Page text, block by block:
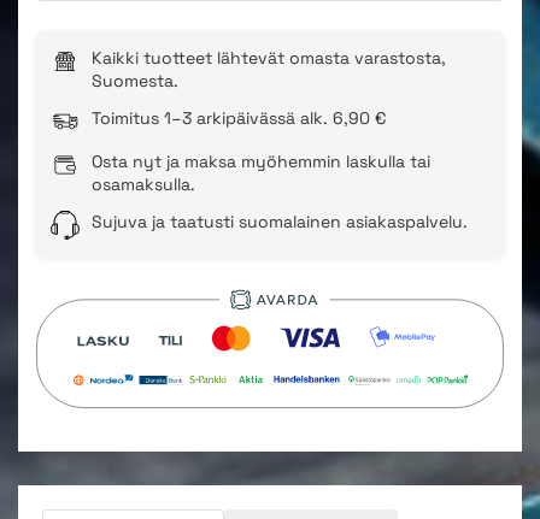
Kaikki tuotteet lähtevät omasta varastosta,
Suomesta.
Toimitus 1–3 arkipäivässä alk. 6,90 €
Osta nyt ja maksa myöhemmin laskulla tai
osamaksulla.
Sujuva ja taatusti suomalainen asiakaspalvelu.